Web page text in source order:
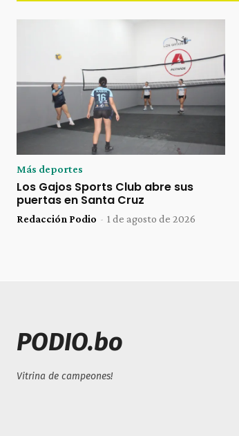
Más deportes
Los Gajos Sports Club abre sus
puertas en Santa Cruz
Redacción Podio - 1 de agosto de 2026
PODIO.bo
Vitrina de campeones!